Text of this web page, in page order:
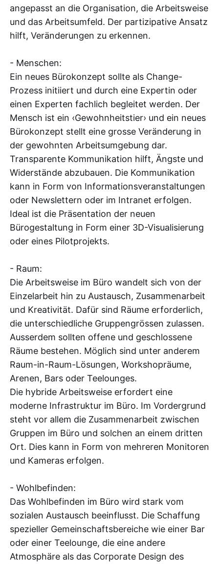
angepasst an die Organisation, die Arbeitsweise
und das Arbeitsumfeld. Der partizipative Ansatz
hilft, Veränderungen zu erkennen.
- Menschen:
Ein neues Bürokonzept sollte als Change-
Prozess initiiert und durch eine Expertin oder
einen Experten fachlich begleitet werden. Der
Mensch ist ein ‹Gewohnheitstier› und ein neues
Bürokonzept stellt eine grosse Veränderung in
der gewohnten Arbeitsumgebung dar.
Transparente Kommunikation hilft, Ängste und
Widerstände abzubauen. Die Kommunikation
kann in Form von Informationsveranstaltungen
oder Newslettern oder im Intranet erfolgen.
Ideal ist die Präsentation der neuen
Bürogestaltung in Form einer 3D-Visualisierung
oder eines Pilotprojekts.
- Raum:
Die Arbeitsweise im Büro wandelt sich von der
Einzelarbeit hin zu Austausch, Zusammenarbeit
und Kreativität. Dafür sind Räume erforderlich,
die unterschiedliche Gruppengrössen zulassen.
Ausserdem sollten offene und geschlossene
Räume bestehen. Möglich sind unter anderem
Raum-in-Raum-Lösungen, Workshopräume,
Arenen, Bars oder Teelounges.
Die hybride Arbeitsweise erfordert eine
moderne Infrastruktur im Büro. Im Vordergrund
steht vor allem die Zusammenarbeit zwischen
Gruppen im Büro und solchen an einem dritten
Ort. Dies kann in Form von mehreren Monitoren
und Kameras erfolgen.
- Wohlbefinden:
Das Wohlbefinden im Büro wird stark vom
sozialen Austausch beeinflusst. Die Schaffung
spezieller Gemeinschaftsbereiche wie einer Bar
oder einer Teelounge, die eine andere
Atmosphäre als das Corporate Design des